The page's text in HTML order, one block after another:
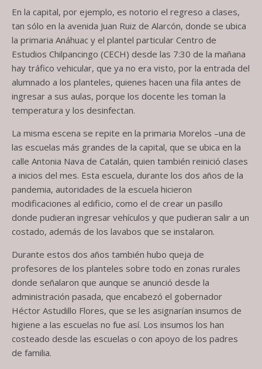
En la capital, por ejemplo, es notorio el regreso a clases,
tan sólo en la avenida Juan Ruiz de Alarcón, donde se ubica
la primaria Anáhuac y el plantel particular Centro de
Estudios Chilpancingo (CECH) desde las 7:30 de la mañana
hay tráfico vehicular, que ya no era visto, por la entrada del
alumnado a los planteles, quienes hacen una fila antes de
ingresar a sus aulas, porque los docente les toman la
temperatura y los desinfectan.
La misma escena se repite en la primaria Morelos –una de
las escuelas más grandes de la capital, que se ubica en la
calle Antonia Nava de Catalán, quien también reinició clases
a inicios del mes. Esta escuela, durante los dos años de la
pandemia, autoridades de la escuela hicieron
modificaciones al edificio, como el de crear un pasillo
donde pudieran ingresar vehículos y que pudieran salir a un
costado, además de los lavabos que se instalaron.
Durante estos dos años también hubo queja de
profesores de los planteles sobre todo en zonas rurales
donde señalaron que aunque se anunció desde la
administración pasada, que encabezó el gobernador
Héctor Astudillo Flores, que se les asignarían insumos de
higiene a las escuelas no fue así. Los insumos los han
costeado desde las escuelas o con apoyo de los padres
de familia.